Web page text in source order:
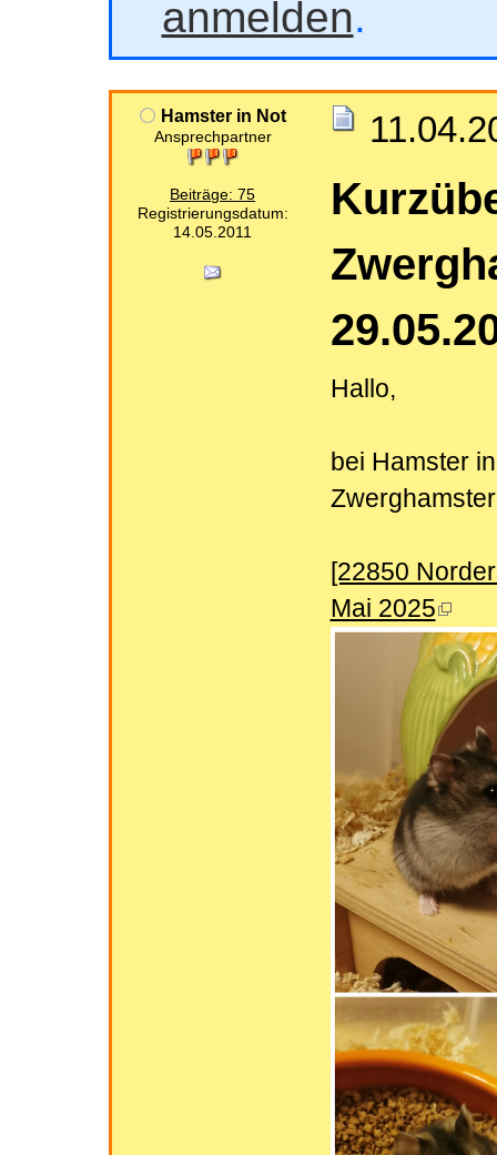
anmelden.
Hamster in Not
Ansprechpartner
Beiträge: 75
Registrierungsdatum:
14.05.2011
Hallo,
bei Hamster
[22850
Mai 2025